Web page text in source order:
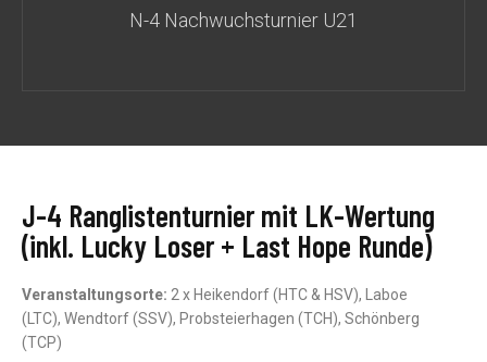
N-4 Nachwuchsturnier U21
J-4 Ranglistenturnier mit LK-Wertung
(inkl. Lucky Loser + Last Hope Runde)
Veranstaltungsorte: 2 x Heikendorf (HTC & HSV), Laboe
(LTC), Wendtorf (SSV), Probsteierhagen (TCH), Schönberg
(TCP)